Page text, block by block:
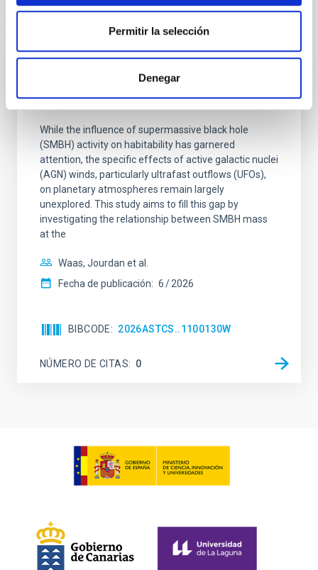
Permitir la selección
Denegar
SIN ÁRBITRO
The impact of Active Galactic Nuclei on
Habitable Worlds
While the influence of supermassive black hole
(SMBH) activity on habitability has garnered
attention, the specific effects of active galactic nuclei
(AGN) winds, particularly ultrafast outflows (UFOs),
on planetary atmospheres remain largely
unexplored. This study aims to fill this gap by
investigating the relationship between SMBH mass
at the
Waas, Jourdan et al.
Fecha de publicación: 6 2026
BIBCODE 2026ASTCS..1100130W
NÚMERO DE CITAS 0